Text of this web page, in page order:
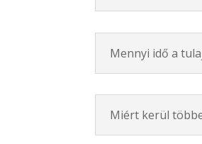
Mennyi idő a
Miért kerül